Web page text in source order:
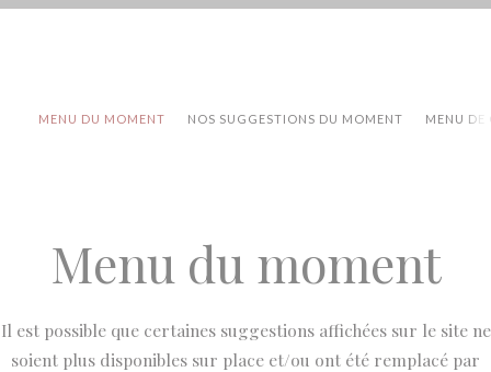
MENU DU MOMENT NOS SUGGESTIONS DU MOMENT MENU DE
Menu du moment
Il est possible que certaines suggestions affichées sur le site ne
soient plus disponibles sur place et/ou ont été remplacé par